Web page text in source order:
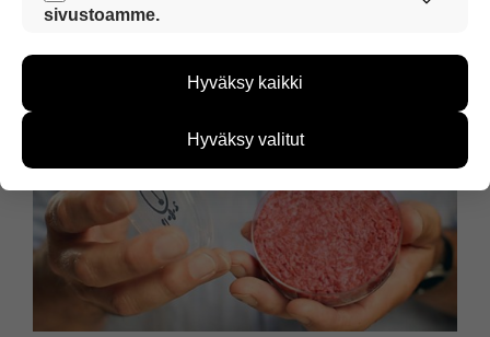
sivustoamme voi käyttää sujuvasti ja turvallisesti.
sivustoamme.
kehittää sivustoamme vastaamaan paremmin
kävijämääristä ja siitä, mitä sivuja käytetään ja
miten sivuilla liikutaan. Emme kuitenkaan kerää
yksittäiseen käyttäjään.
Voit valita, hyväksytkö näiden evästeiden käytön.
Hyväksy kaikki
Hyväksy valitut